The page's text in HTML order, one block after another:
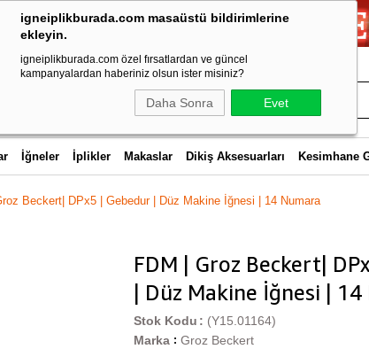
igneiplikburada.com masaüstü bildirimlerine
ekleyin.
igneiplikburada.com özel fırsatlardan ve güncel
kampanyalardan haberiniz olsun ister misiniz?
Daha Sonra Evet
İğneler İplikler Makaslar Dikiş Aksesuarları Kesimhane
Beckert| DPx5 | Gebedur | Düz Makine İğnesi | 14 Numara
FDM | Groz Beckert|
| Düz Makine İğnesi |
(Y15.01164)
Stok Kodu
Marka : Groz Beckert